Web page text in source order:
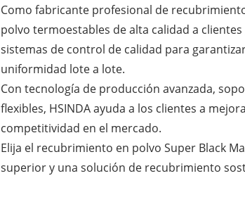
Como fabricante profesional de
polvo termoestables de alta calidad a
sistemas de control de calidad para
uniformidad lote a lote.
Con tecnología de producción avanzada,
flexibles, HSINDA ayuda a los clientes a
competitividad en el mercado.
Elija el recubrimiento en polvo Super Black
superior y una solución de recubrimiento